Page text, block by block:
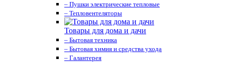
– Пушки электрические тепловые
– Тепловентеляторы
Товары для дома и дачи
– Бытовая техника
– Бытовая химия и средства ухода
– Галантерея